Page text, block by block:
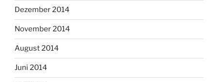
Dezember 2014
November 2014
August 2014
Juni 2014